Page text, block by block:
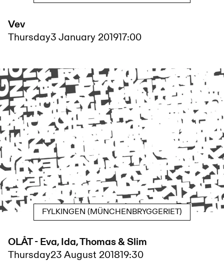
Vev
Thursday3 January 201917:00
FYLKINGEN (MÜNCHENBRYGGERIET)
OLÅT - Eva, Ida, Thomas & Slim
Thursday23 August 201819:30